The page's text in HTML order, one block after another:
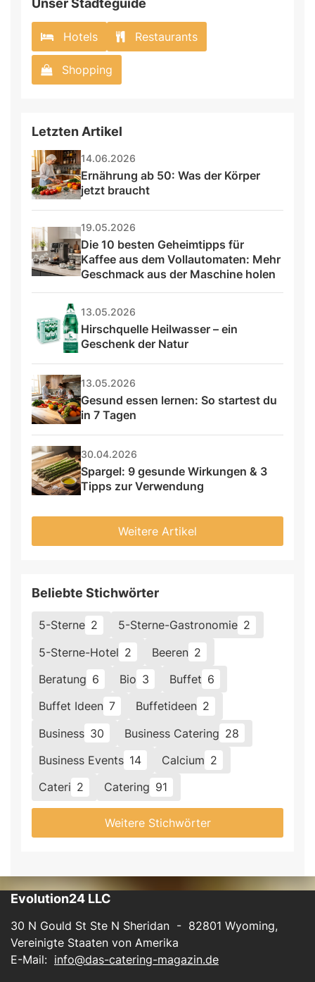
Unser Städteguide
Hotels Restaurants
Shopping
Letzten Artikel
14.06.2026
Ernährung ab 50: Was der Körper
jetzt braucht
19.05.2026
Die 10 besten Geheimtipps für
Kaffee aus dem Vollautomaten: Mehr
Geschmack aus der Maschine holen
13.05.2026
Hirschquelle Heilwasser – ein
Geschenk der Natur
13.05.2026
Gesund essen lernen: So startest du
in 7 Tagen
30.04.2026
Spargel: 9 gesunde Wirkungen & 3
Tipps zur Verwendung
Weitere Artikel
Beliebte Stichwörter
5-Sterne 2 5-Sterne-Gastronomie 2
5-Sterne-Hotel 2 Beeren 2
Beratung 6 Bio 3 Buffet 6
Buffet Ideen 7 Buffetideen 2
Business 30 Business Catering 28
Business Events 14 Calcium 2
Cateri 2 Catering 91
Weitere Stichwörter
Evolution24 LLC
30 N Gould St Ste N Sheridan - 82801 Wyoming,
Vereinigte Staaten von Amerika
E-Mail: info@das-catering-magazin.de